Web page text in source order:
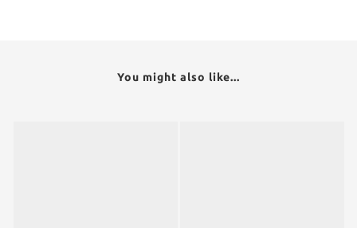
You might also like...